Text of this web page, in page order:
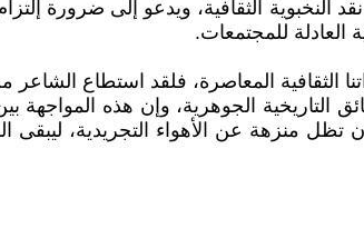
الثقافية، ويدعو إلى ضرورة إلتزام
العادلة للمجتمعات.
الثقافية المعاصرة، فلقد استطاع الشاعر
التاريخية الجوهرية، وإن هذه المواجهة
منزهة عن الأهواء التجريدية،